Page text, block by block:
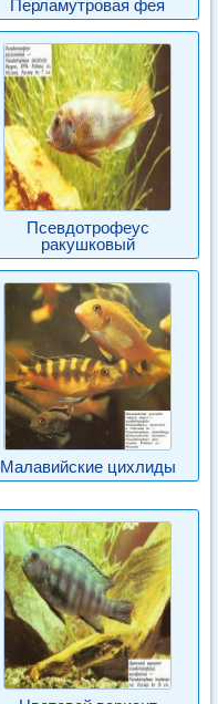
Перламутровая фея
Псевдотрофеус
ракушковый
Малавийские цихлиды